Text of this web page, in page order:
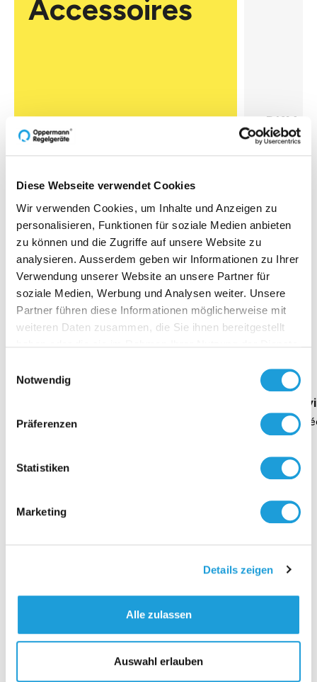
Diese Webseite verwendet Cookies
Wir verwenden Cookies, um Inhalte und Anzeigen zu
personalisieren, Funktionen für soziale Medien anbieten
zu können und die Zugriffe auf unsere Website zu
analysieren. Ausserdem geben wir Informationen zu Ihrer
Verwendung unserer Website an unsere Partner für
soziale Medien, Werbung und Analysen weiter. Unsere
Partner führen diese Informationen möglicherweise mit
weiteren Daten zusammen, die Sie ihnen bereitgestellt
Notwendig
Präferenzen
Statistiken
Marketing
Details zeigen
Alle zulassen
Auswahl erlauben
Accessoires
DKM-
Boîtier de
Regards sur 40 ans
d'Oppermann
Durée 4 minutes
Contact